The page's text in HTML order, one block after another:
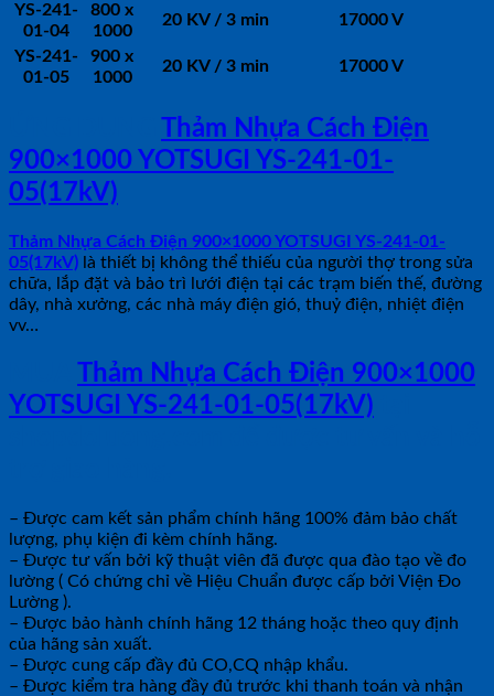
YS-241-
01-04
800 x
1000
20 KV / 3 min 17000 V
YS-241-
01-05
900 x
1000
20 KV / 3 min 17000 V
Thảm Nhựa Cách Điện
900×1000 YOTSUGI YS-241-01-
05(17kV)
Thảm Nhựa Cách Điện 900×1000 YOTSUGI YS-241-01-
05(17kV) là thiết bị không thể thiếu của người thợ trong sửa
chữa, lắp đặt và bảo trì lưới điện tại các trạm biến thế, đường
dây, nhà xưởng, các nhà máy điện gió, thuỷ điện, nhiệt điện
vv…
Thảm Nhựa Cách Điện 900×1000
YOTSUGI YS-241-01-05(17kV)
– Được cam kết sản phẩm chính hãng 100% đảm bảo chất
lượng, phụ kiện đi kèm chính hãng.
– Được tư vấn bởi kỹ thuật viên đã được qua đào tạo về đo
lường ( Có chứng chỉ về Hiệu Chuẩn được cấp bởi Viện Đo
Lường ).
– Được bảo hành chính hãng 12 tháng hoặc theo quy định
của hãng sản xuất.
– Được cung cấp đầy đủ CO,CQ nhập khẩu.
– Được kiểm tra hàng đầy đủ trước khi thanh toán và nhận